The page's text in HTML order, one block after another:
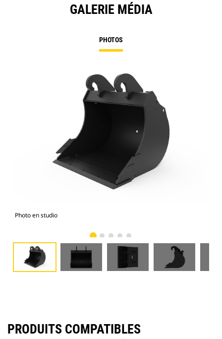
GALERIE MÉDIA
PHOTOS
Photo en studio
PRODUITS COMPATIBLES